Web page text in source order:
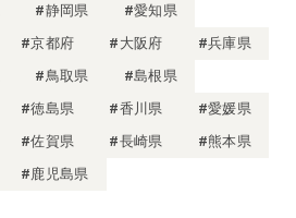
#静岡県
#愛知県
#京都府 #大阪府
#兵庫県
#鳥取県
#島根県
#徳島県 #香川県
#愛媛県
#佐賀県 #長崎県
#熊本県
#鹿児島県